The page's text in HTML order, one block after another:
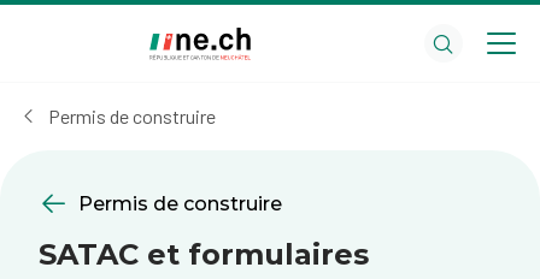
cookies
Permis de construire
Permis de construire
SATAC et formulaires